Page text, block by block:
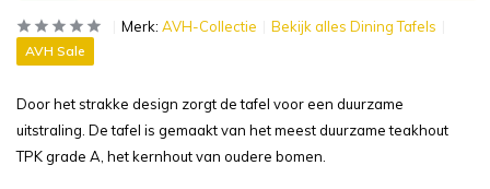
Merk: AVH-Collectie Bekijk alles Dining Tafels
AVH Sale
Door het strakke design zorgt de tafel voor een duurzame
uitstraling. De tafel is gemaakt van het meest duurzame teakhout
TPK grade A, het kernhout van oudere bomen.